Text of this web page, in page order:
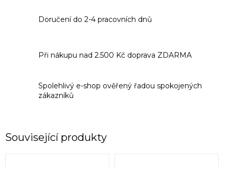
Doručení do 2-4 pracovních dnů
Při nákupu nad 2.500 Kč doprava ZDARMA
Spolehlivý e-shop ověřený řadou spokojených
zákazníků
Související produkty